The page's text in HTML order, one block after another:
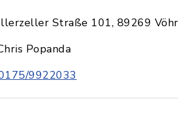
Straße 101, 89269
Popanda
9922033